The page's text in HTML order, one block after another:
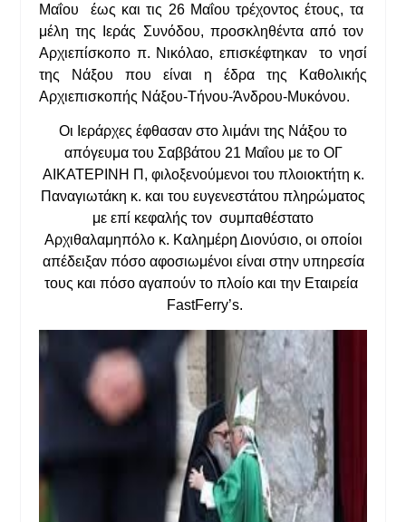
Μαΐου έως και τις 26 Μαΐου τρέχοντος έτους, τα
μέλη της Ιεράς Συνόδου, προσκληθέντα από τον
Αρχιεπίσκοπο π. Νικόλαο, επισκέφτηκαν το νησί
της Νάξου που είναι η έδρα της Καθολικής
Αρχιεπισκοπής Νάξου-Τήνου-Άνδρου-Μυκόνου.
Οι Ιεράρχες έφθασαν στο λιμάνι της Νάξου το
απόγευμα του Σαββάτου 21 Μαΐου με το ΟΓ
ΑΙΚΑΤΕΡΙΝΗ Π, φιλοξενούμενοι του πλοιοκτήτη κ.
Παναγιωτάκη κ. και του ευγενεστάτου πληρώματος
με επί κεφαλής τον συμπαθέστατο
Αρχιθαλαμηπόλο κ. Καλημέρη Διονύσιο, οι οποίοι
απέδειξαν πόσο αφοσιωμένοι είναι στην υπηρεσία
τους και πόσο αγαπούν το πλοίο και την Εταιρεία
FastFerry’s.